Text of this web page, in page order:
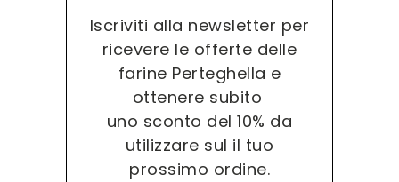
Iscriviti alla newsletter per
ricevere le offerte delle
farine Perteghella e
ottenere subito
uno sconto del 10% da
utilizzare sul il tuo
prossimo ordine.